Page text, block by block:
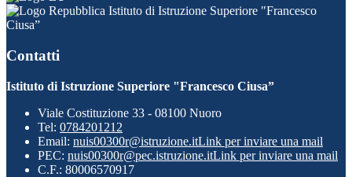
Istituto di Istruzione Superiore "Francesco
Ciusa”
Contatti
Istituto di Istruzione Superiore "Francesco Ciusa”
Viale Costituzione 33 - 08100 Nuoro
Tel: 0784201212
Email: nuis00300r@istruzione.itLink per inviare una mail
PEC: nuis00300r@pec.istruzione.itLink per inviare una mail
C.F.: 80006570917